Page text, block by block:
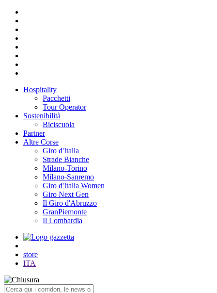
Hospitality
Pacchetti
Tour Operator
Sostenibilità
Biciscuola
Partner
Altre Corse
Giro d'Italia
Strade Bianche
Milano-Torino
Milano-Sanremo
Giro d'Italia Women
Giro Next Gen
Il Giro d'Abruzzo
GranPiemonte
Il Lombardia
store
ITA